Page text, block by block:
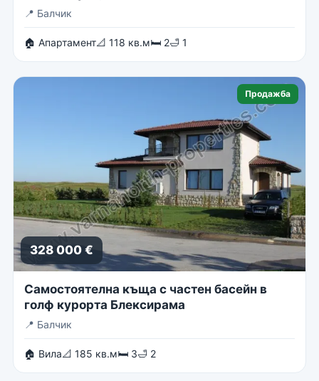
📍 Балчик
🏠 Апартамент📐 118 кв.м🛏 2🛁 1
Продажба
328 000 €
Самостоятелна къща с частен басейн в
голф курорта Блексирама
📍 Балчик
🏠 Вила📐 185 кв.м🛏 3🛁 2